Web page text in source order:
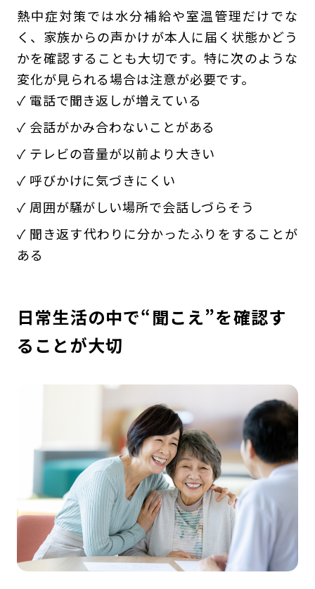
熱中症対策では水分補給や室温管理だけでな
く、家族からの声かけが本人に届く状態かどう
かを確認することも大切です。特に次のような
変化が見られる場合は注意が必要です。
✓ 電話で聞き返しが増えている
✓ 会話がかみ合わないことがある
✓ テレビの音量が以前より大きい
✓ 呼びかけに気づきにくい
✓ 周囲が騒がしい場所で会話しづらそう
✓ 聞き返す代わりに分かったふりをすることが
ある
日常生活の中で“聞こえ”を確認す
ることが大切